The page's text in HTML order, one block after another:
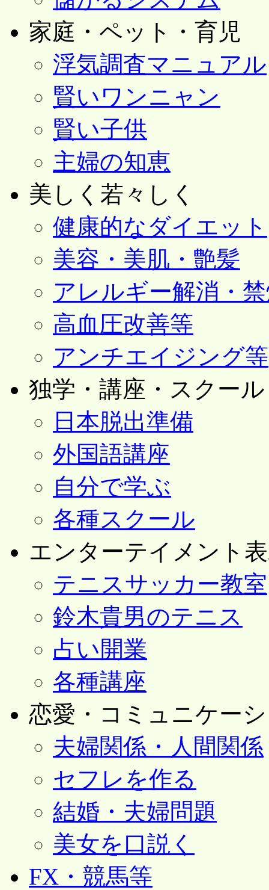
家庭・ペット・育児
浮気調査マニュアル
賢いワンニャン
賢い子供
主婦の知恵
美しく若々しく
健康的なダイエット
美容・美肌・艶髪
アレルギー解消・
高血圧改善等
アンチエイジング等
独学・講座・スクール
日本脱出準備
外国語講座
自分で学ぶ
各種スクール
エンターテイメント
テニスサッカー教室
鈴木貴男のテニス
占い開業
各種講座
恋愛・コミュニケー
夫婦関係・人間関係
セフレを作る
結婚・夫婦問題
美女を口説く
FX・競馬等